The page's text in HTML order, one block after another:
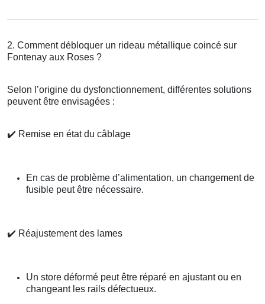
2. Comment débloquer un rideau métallique coincé sur
Fontenay aux Roses ?
Selon l’origine du dysfonctionnement, différentes solutions
peuvent être envisagées :
✔️ Remise en état du câblage
En cas de problème d’alimentation, un changement de
fusible peut être nécessaire.
✔️ Réajustement des lames
Un store déformé peut être réparé en ajustant ou en
changeant les rails défectueux.